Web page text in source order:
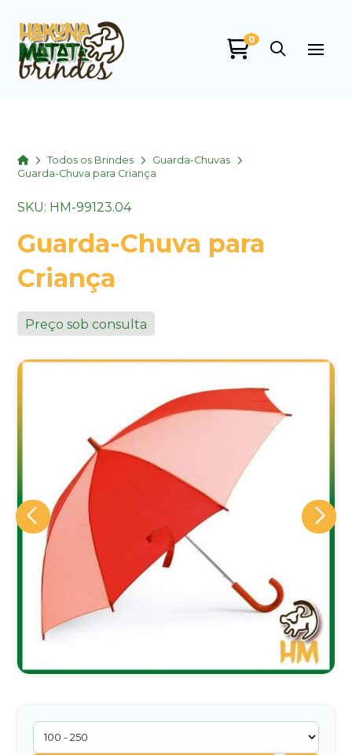
0
HomeTodos os Brindes
Guarda-Chuvas
Guarda-Chuva para Criança
SKU: HM-99123.04
Guarda-Chuva para
Criança
Preço sob consulta